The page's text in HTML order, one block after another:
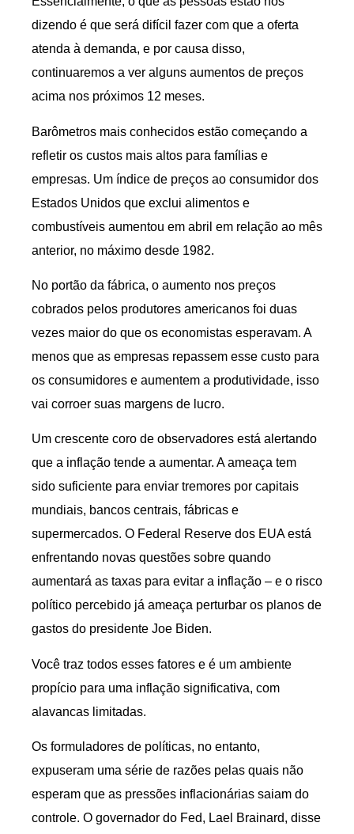
dizendo é que será difícil fazer com que a oferta
atenda à demanda, e por causa disso,
continuaremos a ver alguns aumentos de preços
acima nos próximos 12 meses.
Barômetros mais conhecidos estão começando a
refletir os custos mais altos para famílias e
empresas. Um índice de preços ao consumidor dos
Estados Unidos que exclui alimentos e
combustíveis aumentou em abril em relação ao mês
anterior, no máximo desde 1982.
No portão da fábrica, o aumento nos preços
cobrados pelos produtores americanos foi duas
vezes maior do que os economistas esperavam. A
menos que as empresas repassem esse custo para
os consumidores e aumentem a produtividade, isso
vai corroer suas margens de lucro.
Um crescente coro de observadores está alertando
que a inflação tende a aumentar. A ameaça tem
sido suficiente para enviar tremores por capitais
mundiais, bancos centrais, fábricas e
supermercados. O Federal Reserve dos EUA está
enfrentando novas questões sobre quando
aumentará as taxas para evitar a inflação – e o risco
político percebido já ameaça perturbar os planos de
gastos do presidente Joe Biden.
Você traz todos esses fatores e é um ambiente
propício para uma inflação significativa, com
alavancas limitadas.
Os formuladores de políticas, no entanto,
expuseram uma série de razões pelas quais não
esperam que as pressões inflacionárias saiam do
controle. O governador do Fed, Lael Brainard, disse